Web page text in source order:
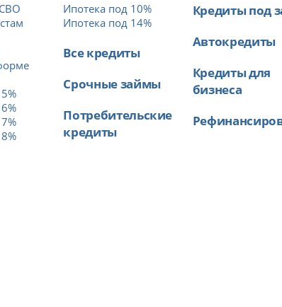
Ипотека под 10%
Ипотека под 14%
Все кредиты
Срочные займы
Потребительские
кредиты
Кредиты под
Автокредиты
Кредиты для
бизнеса